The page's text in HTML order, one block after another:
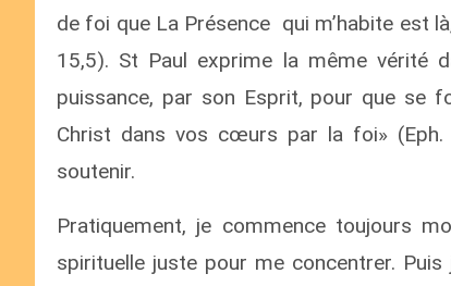
de foi que La Présence qui m’habite est
15,5). St Paul exprime la même vérité
puissance, par son Esprit, pour que se
Christ dans vos cœurs par la foi»
soutenir.
Pratiquement, je commence toujours
spirituelle juste pour me concentrer.